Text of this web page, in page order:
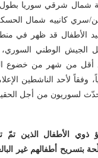
سري كانييه شمال
الأطفال قد ظهر في
الجيش الوطني السوري،
أي بعد أقل من شهر من
وفقاً لأحد الناشطين
لسوريون من أجل
ذوي الأطفال الذين تمّ
بتسريح أطفالهم غير